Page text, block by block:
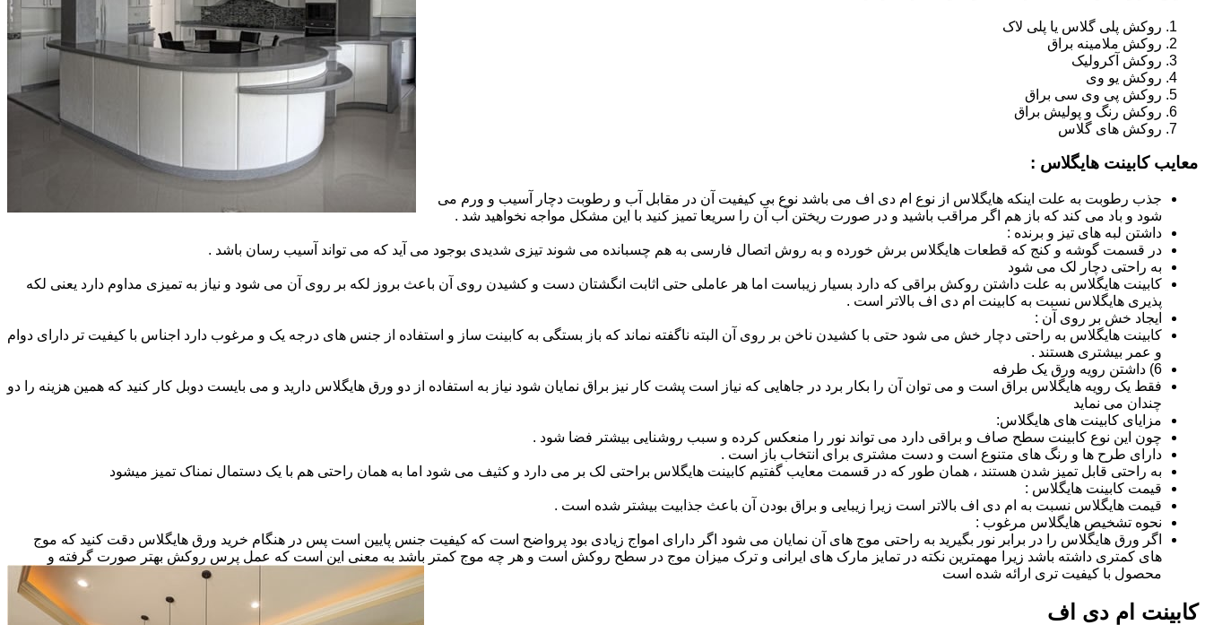
روکش پلی گلاس یا پلی لاک
روکش ملامینه براق
روکش آکرولیک
روکش یو وی
روکش پی وی سی براق
روکش رنگ و پولیش براق
روکش های گلاس
معایب کابینت هایگلاس :
جذب رطوبت به علت اینکه هایگلاس از نوع ام دی اف می باشد نوع بی کیفیت آن در مقابل آب و رطوبت دچار آسیب و ورم می
شود و باد می کند که باز هم اگر مراقب باشید و در صورت ریختن آب آن را سریعا تمیز کنید با این مشکل مواجه نخواهید شد .
داشتن لبه های تیز و برنده :
در قسمت گوشه و کنج که قطعات هایگلاس برش خورده و به روش اتصال فارسی به هم چسبانده می شوند تیزی شدیدی بوجود می آید که می تواند آسیب رسان باشد .
به راحتی دچار لک می شود
کابینت هایگلاس به علت داشتن روکش براقی که دارد بسیار زیباست اما هر عاملی حتی اثابت انگشتان دست و کشیدن روی آن باعث بروز لکه بر روی آن می شود و نیاز به تمیزی مداوم دارد یعنی لکه
پذیری هایگلاس نسبت به کابینت ام دی اف بالاتر است .
ایجاد خش بر روی آن :
کابینت هایگلاس به راحتی دچار خش می شود حتی با کشیدن ناخن بر روی آن البته ناگفته نماند که باز بستگی به کابینت ساز و استفاده از جنس های درجه یک و مرغوب دارد اجناس با کیفیت تر دارای دوام
و عمر بیشتری هستند .
6) داشتن رویه ورق یک طرفه
فقط یک رویه هایگلاس براق است و می توان آن را بکار برد در جاهایی که نیاز است پشت کار نیز براق نمایان شود نیاز به استفاده از دو ورق هایگلاس دارید و می بایست دوبل کار کنید که همین هزینه را دو
چندان می نماید
مزایای کابینت های هایگلاس:
چون این نوع کابینت سطح صاف و براقی دارد می تواند نور را منعکس کرده و سبب روشنایی بیشتر فضا شود .
دارای طرح ها و رنگ های متنوع است و دست مشتری برای انتخاب باز است .
به راحتی قابل تمیز شدن هستند ، همان طور که در قسمت معایب گفتیم کابینت هایگلاس براحتی لک بر می دارد و کثیف می شود اما به همان راحتی هم با یک دستمال نمناک تمیز میشود
قیمت کابینت هایگلاس :
قیمت هایگلاس نسبت به ام دی اف بالاتر است زیرا زیبایی و براق بودن آن باعث جذابیت بیشتر شده است .
نحوه تشخیص هایگلاس مرغوب :
اگر ورق هایگلاس را در برابر نور بگیرید به راحتی موج های آن نمایان می شود اگر دارای امواج زیادی بود پرواضح است که کیفیت جنس پایین است پس در هنگام خرید ورق هایگلاس دقت کنید که موج
های کمتری داشته باشد زیرا مهمترین نکته در تمایز مارک های ایرانی و ترک میزان موج در سطح روکش است و هر چه موج کمتر باشد به معنی این است که عمل پرس روکش بهتر صورت گرفته و
محصول با کیفیت تری ارائه شده است
کابینت ام دی اف